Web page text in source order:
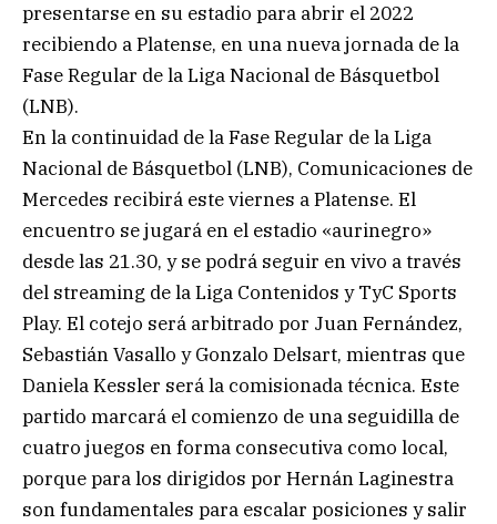
presentarse en su estadio para abrir el 2022
recibiendo a Platense, en una nueva jornada de la
Fase Regular de la Liga Nacional de Básquetbol
(LNB).
En la continuidad de la Fase Regular de la Liga
Nacional de Básquetbol (LNB), Comunicaciones de
Mercedes recibirá este viernes a Platense. El
encuentro se jugará en el estadio «aurinegro»
desde las 21.30, y se podrá seguir en vivo a través
del streaming de la Liga Contenidos y TyC Sports
Play. El cotejo será arbitrado por Juan Fernández,
Sebastián Vasallo y Gonzalo Delsart, mientras que
Daniela Kessler será la comisionada técnica. Este
partido marcará el comienzo de una seguidilla de
cuatro juegos en forma consecutiva como local,
porque para los dirigidos por Hernán Laginestra
son fundamentales para escalar posiciones y salir